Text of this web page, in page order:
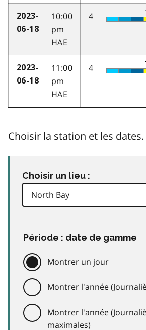
2023-
06-18
10:00
pm
HAE
4
2023-
06-18
11:00
pm
HAE
4
Choisir la station et les dates.
Choisir un lieu :
Période : date de gamme
Montrer un jour
Montrer l'année
Montrer l'année
maximales)